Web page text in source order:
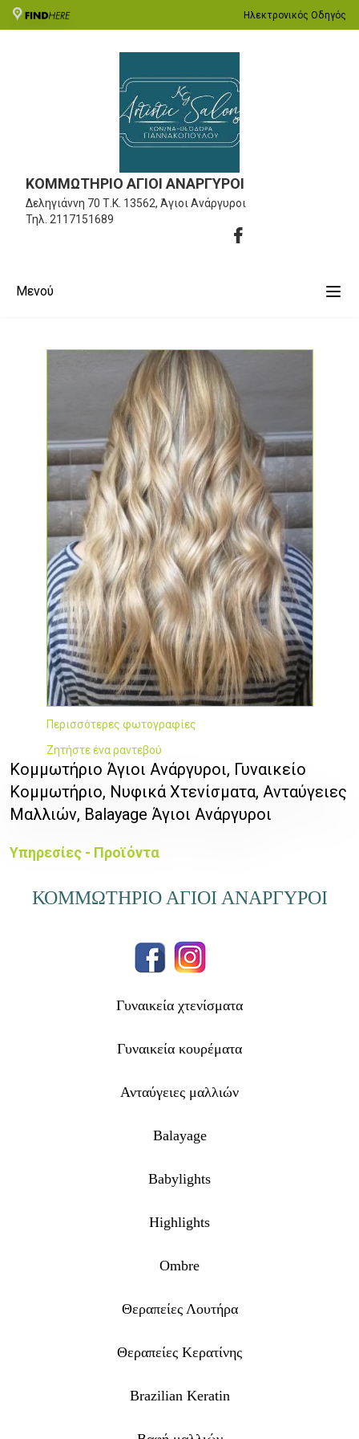
Ηλεκτρονικός Οδηγός
ΚΟΜΜΩΤΗΡΙΟ ΑΓΙΟΙ ΑΝΑΡΓΥΡΟΙ
Δεληγιάννη 70 Τ.Κ. 13562, Άγιοι Ανάργυροι
Τηλ. 2117151689
Μενού
Περισσότερες φωτογραφίες
Ζητήστε ένα ραντεβού
Κομμωτήριο Άγιοι Ανάργυροι, Γυναικείο
Κομμωτήριο, Νυφικά Χτενίσματα, Ανταύγειες
Μαλλιών, Balayage Άγιοι Ανάργυροι
Υπηρεσίες - Προϊόντα
ΚΟΜΜΩΤΗΡΙΟ ΑΓΙΟΙ ΑΝΑΡΓΥΡΟΙ
Γυναικεία χτενίσματα
Γυναικεία κουρέματα
Ανταύγειες μαλλιών
Balayage
Babylights
Highlights
Ombre
Θεραπείες Λουτήρα
Θεραπείες Κερατίνης
Brazilian Keratin